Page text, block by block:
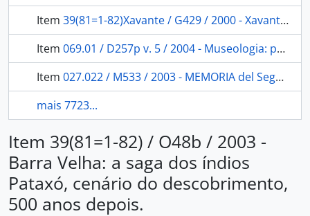
Item 39(81=1-82)Xavante / G429 / 2000 - Xavante - ano 2000: reflexões pedagógicas e antropológicas
Item 069.01 / D257p v. 5 / 2004 - Museologia: parâmetros para a conservção de acervos
Item 027.022 / M533 / 2003 - MEMORIA del Segundo Encuentro Internacional sobre Bibliotecas Públicas: Modelos de Bibliotecas Públicas en Iberoamerica Puerto Vallarta.
mais 7723...
Item 39(81=1-82) / O48b / 2003 -
Barra Velha: a saga dos índios
Pataxó, cenário do descobrimento,
500 anos depois.